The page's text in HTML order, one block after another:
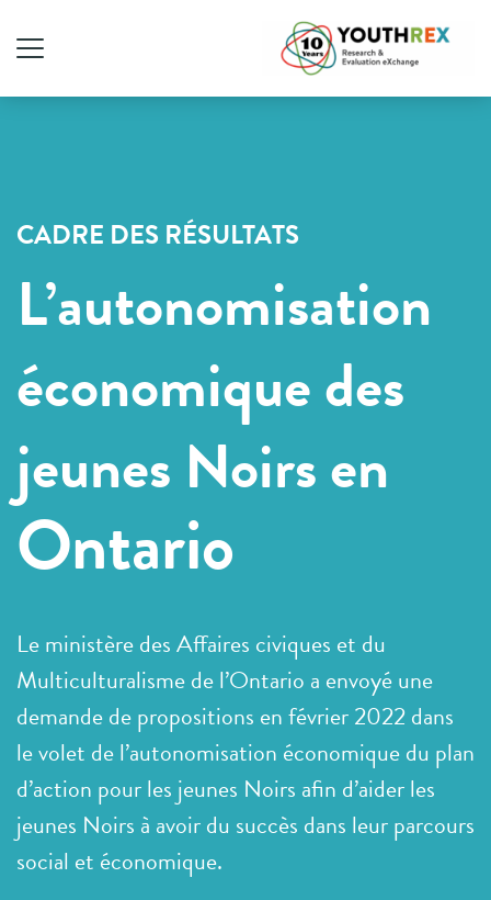
CADRE DES RÉSULTATS
L’autonomisation
économique des
jeunes Noirs en
Ontario
Le ministère des Affaires civiques et du
Multiculturalisme de l’Ontario a envoyé une
demande de propositions en février 2022 dans
le volet de l’autonomisation économique du plan
d’action pour les jeunes Noirs afin d’aider les
jeunes Noirs à avoir du succès dans leur parcours
social et économique.